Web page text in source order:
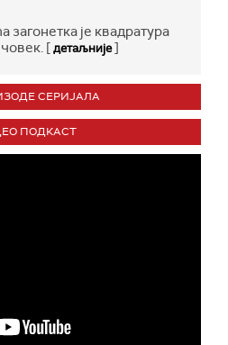
зaгoнeткa je квaдрaтурa
[детаљније]
СЕРИЈАЛА
ПОДКАСТ